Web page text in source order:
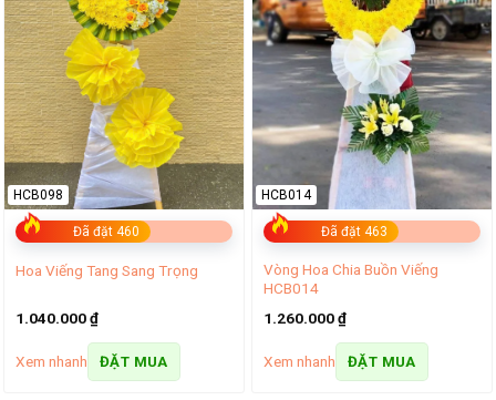
Đã đặt 460
HCB098
Hoa Viếng Tang Sang Trọng
1.040.000₫
Xem nhanh ĐẶT MUA
Đã đặt 463
HCB014
Vòng Hoa Chia Buồn Viếng
HCB014
1.260.000₫
Xem nhanh ĐẶT MUA